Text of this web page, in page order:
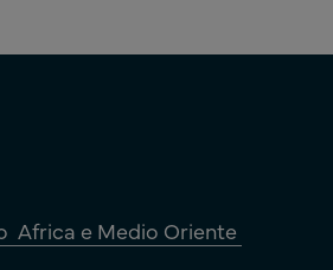
Africa e Medio Oriente